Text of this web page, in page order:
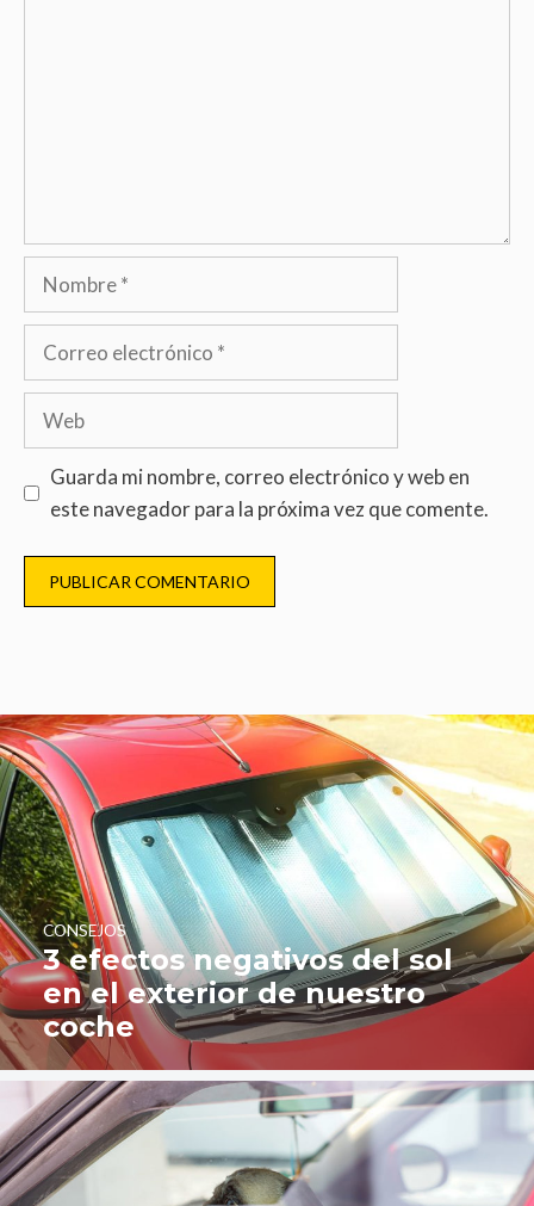
Guarda mi nombre, correo electrónico y web en
este navegador para la próxima vez que comente.
3 efectos negativos del sol
en el exterior de nuestro
coche
CONSEJOS